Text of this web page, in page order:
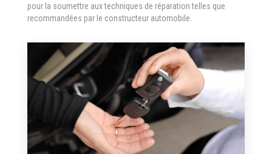
pour la soumettre aux techniques de réparation telles que
recommandées par le constructeur automobile.